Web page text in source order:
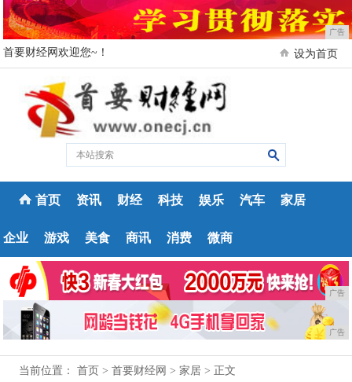
广告
首要财经网欢迎您~！ 设为首页
首页 资讯 财经 科技 娱乐 汽车 家居
企业 游戏 美食 商讯 消费 微商
广告
广告
当前位置：首页 >首要财经网 >家居 > 正文